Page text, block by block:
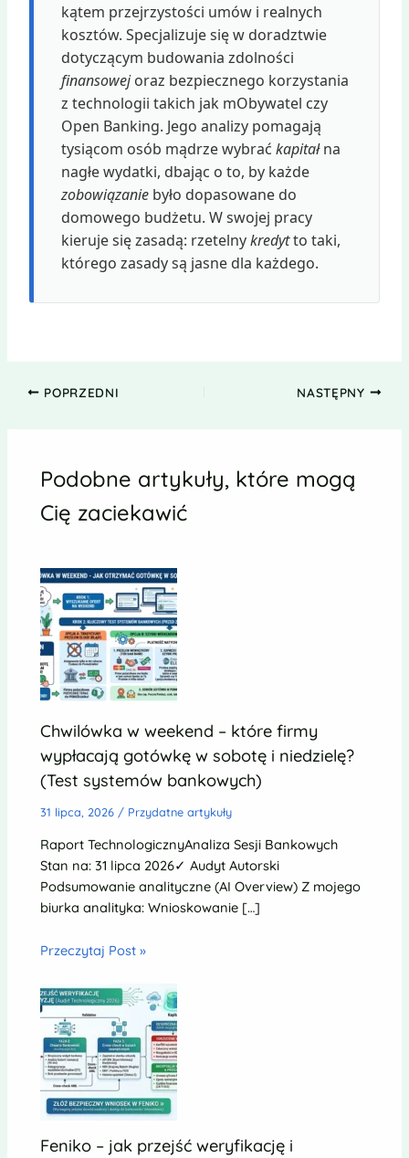
kątem przejrzystości umów i realnych
kosztów. Specjalizuje się w doradztwie
dotyczącym budowania zdolności
finansowejoraz bezpiecznego korzystania
z technologii takich jak mObywatel czy
Open Banking. Jego analizy pomagają
tysiącom osób mądrze wybrać kapitałna
nagłe wydatki, dbając o to, by każde
zobowiązaniebyło dopasowane do
domowego budżetu. W swojej pracy
kieruje się zasadą: rzetelnykredytto taki,
którego zasady są jasne dla każdego.
POPRZEDNI NASTĘPNY
Podobne artykuły, które mogą
Cię zaciekawić
Chwilówka w weekend – które firmy
wypłacają gotówkę w sobotę i niedzielę?
(Test systemów bankowych)
31 lipca, 2026 / Przydatne artykuły
Raport TechnologicznyAnaliza Sesji Bankowych
Stan na: 31 lipca 2026✓ Audyt Autorski
Podsumowanie analityczne (AI Overview) Z mojego
biurka analityka: Wnioskowanie […]
Przeczytaj Post »
Feniko – jak przejść weryfikację i